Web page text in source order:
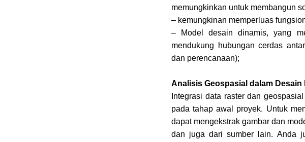
memungkinkan untuk membangun
– kemungkinan memperluas
– Model desain dinamis, yang
mendukung hubungan cerdas
dan perencanaan);
Analisis Geospasial dalam Desain
Integrasi data raster dan
pada tahap awal proyek. Untuk
dapat mengekstrak gambar dan
dan juga dari sumber lain. Anda